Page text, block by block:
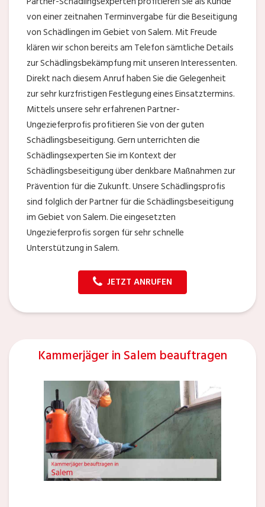
von einer zeitnahen Terminvergabe für die Beseitigung
von Schädlingen im Gebiet von Salem. Mit Freude
klären wir schon bereits am Telefon sämtliche Details
zur Schädlingsbekämpfung mit unseren Interessenten.
Direkt nach diesem Anruf haben Sie die Gelegenheit
zur sehr kurzfristigen Festlegung eines Einsatztermins.
Mittels unsere sehr erfahrenen Partner-
Ungezieferprofis profitieren Sie von der guten
Schädlingsbeseitigung. Gern unterrichten die
Schädlingsexperten Sie im Kontext der
Schädlingsbeseitigung über denkbare Maßnahmen zur
Prävention für die Zukunft. Unsere Schädlingsprofis
sind folglich der Partner für die Schädlingsbeseitigung
im Gebiet von Salem. Die eingesetzten
Ungezieferprofis sorgen für sehr schnelle
Unterstützung in Salem.
JETZT ANRUFEN
Kammerjäger in Salem beauftragen